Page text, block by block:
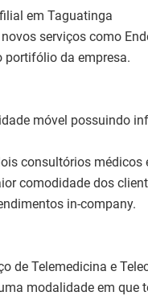
em Taguatinga
novos serviços como
portifólio da empresa.
móvel possuindo
consultórios médicos
comodidade dos
in-company.
de Telemedicina e
modalidade em que